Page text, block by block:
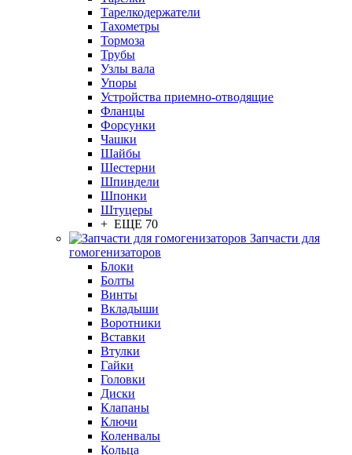
Тарелкодержатели
Тахометры
Тормоза
Трубы
Узлы вала
Упоры
Устройства приемно-отводящие
Фланцы
Форсунки
Чашки
Шайбы
Шестерни
Шпиндели
Шпонки
Штуцеры
+ ЕЩЕ 70
Запчасти для
гомогенизаторов
Блоки
Болты
Винты
Вкладыши
Воротники
Вставки
Втулки
Гайки
Головки
Диски
Клапаны
Ключи
Коленвалы
Кольца